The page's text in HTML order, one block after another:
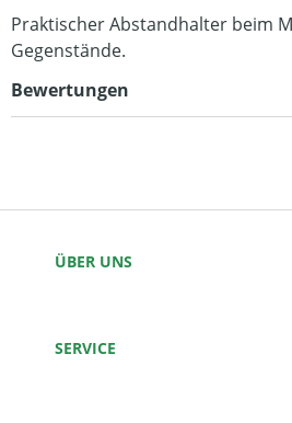
Praktischer Abstandhalter beim
Gegenstände.
Bewertungen
ÜBER UNS
SERVICE